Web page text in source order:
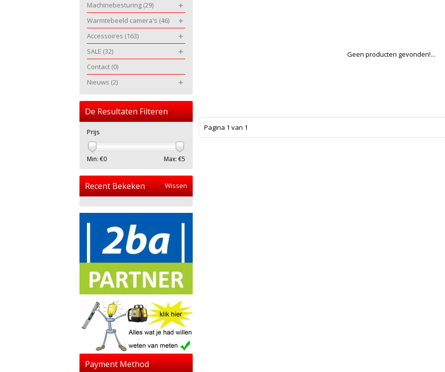
Geen producten gevonden!...
Pagina 1 van 1
Machinebesturing (29)
Warmtebeeld camera's (46)
Accessoires (163)
SALE (32)
Contact (0)
Nieuws (2)
De Resultaten Filteren
Prijs
Min: €0 Max: €5
Recent Bekeken Wissen
Payment Method